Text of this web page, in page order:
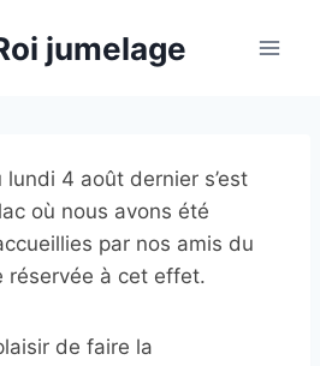
jumelage
4 août dernier s’est
où nous avons été
par nos amis du
réservée à cet effet.
de faire la